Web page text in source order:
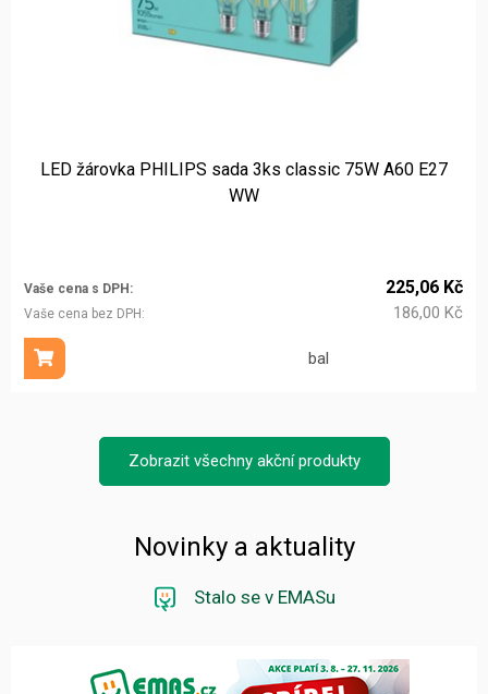
LED žárovka PHILIPS sada 3ks classic 75W A60 E27
WW
Vaše cena s DPH
Vaše cena bez DPH
225,06 Kč
186,00 Kč
bal
Přidat do košíku
Zobrazit všechny akční produkty
Novinky a aktuality
Stalo se v EMASu